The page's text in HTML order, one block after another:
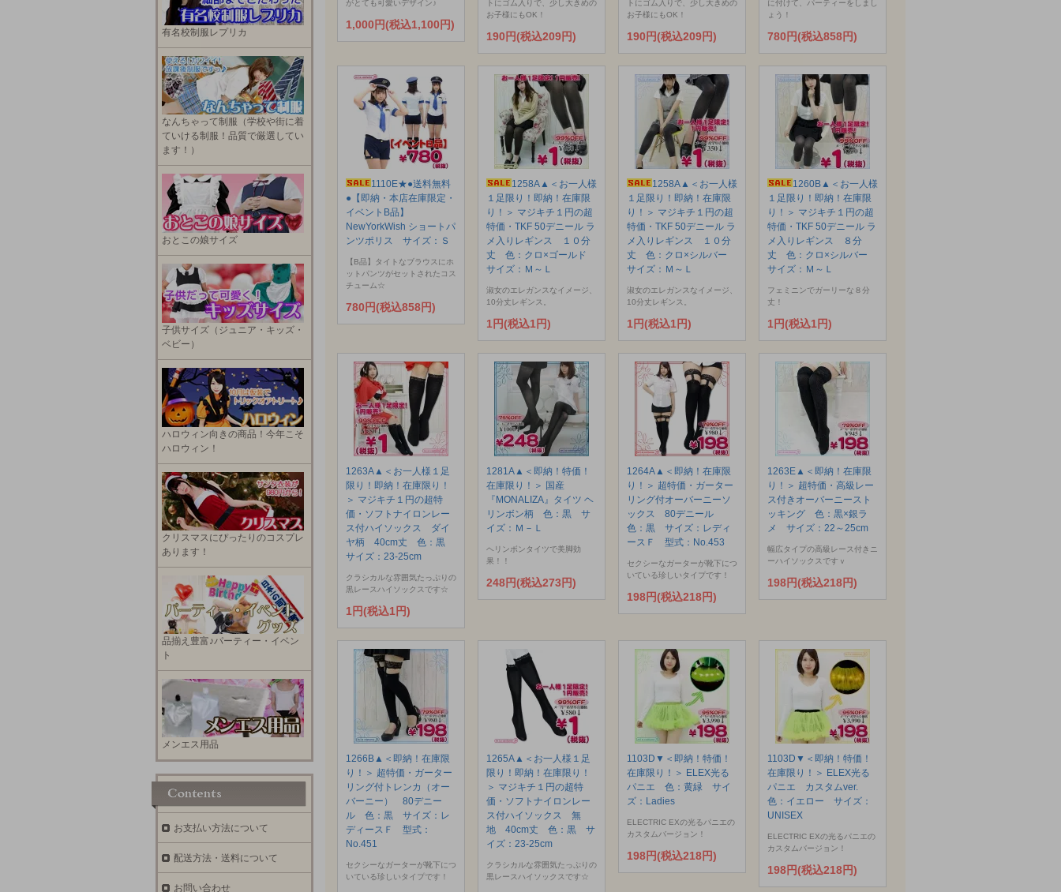
がとても可愛いデザイン♪
1,000円(税込1,100円)
トにゴム入りで、少し大きめの
お子様にもOK！
190円(税込209円)
トにゴム入りで、少し大きめの
お子様にもOK！
190円(税込209円)
に付けて、パーティーをしまし
ょう！
780円(税込858円)
1110E★●送料無料
●【即納・本店在庫限定・
イベントB品】
NewYorkWish ショートパ
ンツポリス サイズ：Ｓ
【B品】タイトなブラウスにホ
ットパンツがセットされたコス
チューム☆
780円(税込858円)
1258A▲＜お一人様
１足限り！即納！在庫限
り！＞ マジキチ１円の超
特価・TKF 50デニール ラ
メ入りレギンス １０分
丈 色：クロ×ゴールド
サイズ：Ｍ～Ｌ
淑女のエレガンスなイメージ、
10分丈レギンス。
1円(税込1円)
1258A▲＜お一人様
１足限り！即納！在庫限
り！＞ マジキチ１円の超
特価・TKF 50デニール ラ
メ入りレギンス １０分
丈 色：クロ×シルバー
サイズ：Ｍ～Ｌ
淑女のエレガンスなイメージ、
10分丈レギンス。
1円(税込1円)
1260B▲＜お一人様
１足限り！即納！在庫限
り！＞ マジキチ１円の超
特価・TKF 50デニール ラ
メ入りレギンス ８分
丈 色：クロ×シルバー
サイズ：Ｍ～Ｌ
フェミニンでガーリーな８分
丈！
1円(税込1円)
1263A▲＜お一人様１足
限り！即納！在庫限り！
＞ マジキチ１円の超特
価・ソフトナイロンレー
ス付ハイソックス ダイ
ヤ柄 40cm丈 色：黒
サイズ：23-25cm
クラシカルな雰囲気たっぷりの
黒レースハイソックスです☆
1円(税込1円)
1281A▲＜即納！特価！
在庫限り！＞ 国産
『MONALIZA』タイツ ヘ
リンボン柄 色：黒 サ
イズ：Ｍ－Ｌ
ヘリンボンタイツで美脚効
果！！
248円(税込273円)
1264A▲＜即納！在庫限
り！＞ 超特価・ガーター
リング付オーバーニーソ
ックス 80デニール
色：黒 サイズ：レディ
ースＦ 型式：No.453
セクシーなガーターが靴下につ
いている珍しいタイプです！
198円(税込218円)
1263E▲＜即納！在庫限
り！＞ 超特価・高級レー
ス付きオーバーニースト
ッキング 色：黒×銀ラ
メ サイズ：22～25cm
幅広タイプの高級レース付きニ
ーハイソックスですｖ
198円(税込218円)
1266B▲＜即納！在庫限
り！＞ 超特価・ガーター
リング付トレンカ（オー
バーニー） 80デニー
ル 色：黒 サイズ：レ
ディースＦ 型式：
No.451
セクシーなガーターが靴下につ
いている珍しいタイプです！
1265A▲＜お一人様１足
限り！即納！在庫限り！
＞ マジキチ１円の超特
価・ソフトナイロンレー
ス付ハイソックス 無
地 40cm丈 色：黒 サ
イズ：23-25cm
クラシカルな雰囲気たっぷりの
黒レースハイソックスです☆
1103D▼＜即納！特価！
在庫限り！＞ ELEX光る
パニエ 色：黄緑 サイ
ズ：Ladies
ELECTRIC EXの光るパニエの
カスタムバージョン！
198円(税込218円)
1103D▼＜即納！特価！
在庫限り！＞ ELEX光る
パニエ カスタムver.
色：イエロー サイズ：
UNISEX
ELECTRIC EXの光るパニエの
カスタムバージョン！
198円(税込218円)
有名校制服レプリカ
なんちゃって制服（学校や街に着
ていける制服！品質で厳選してい
ます！）
おとこの娘サイズ
子供サイズ（ジュニア・キッズ・
ベビー）
ハロウィン向きの商品！今年こそ
ハロウィン！
クリスマスにぴったりのコスプレ
あります！
品揃え豊富♪パーティー・イベン
ト
メンエス用品
お支払い方法について
配送方法・送料について
お問い合わせ